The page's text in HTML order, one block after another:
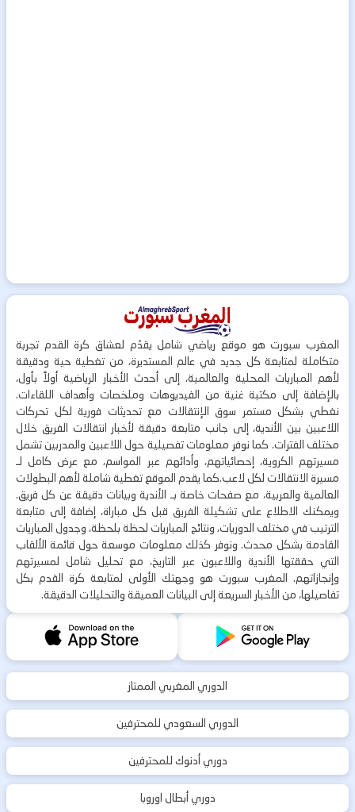
المغرب سبورت هو موقع رياضي شامل يقدّم لعشاق كرة القدم تجربة
متكاملة لمتابعة كل جديد في عالم المستديرة، من تغطية حية ودقيقة
لأهم المباريات المحلية والعالمية، إلى أحدث الأخبار الرياضية أولاً بأول،
بالإضافة إلى مكتبة غنية من الفيديوهات وملخصات وأهداف اللقاءات.
نغطي بشكل مستمر سوق الإنتقالات مع تحديثات فورية لكل تحركات
اللاعبين بين الأندية، إلى جانب متابعة دقيقة لأخبار انتقالات الفريق خلال
مختلف الفترات. كما نوفر معلومات تفصيلية حول اللاعبين والمدربين تشمل
مسيرتهم الكروية، إحصائياتهم، وأدائهم عبر المواسم، مع عرض كامل لـ
مسيرة الانتقالات لكل لاعب.كما يقدم الموقع تغطية شاملة لأهم البطولات
العالمية والعربية، مع صفحات خاصة بـ الأندية وبيانات دقيقة عن كل فريق.
ويمكنك الاطلاع على تشكيلة الفريق قبل كل مباراة، إضافة إلى متابعة
الترتيب في مختلف الدوريات، ونتائج المباريات لحظة بلحظة، وجدول المباريات
القادمة بشكل محدث. ونوفر كذلك معلومات موسعة حول قائمة الألقاب
التي حققتها الأندية واللاعبون عبر التاريخ، مع تحليل شامل لمسيرتهم
وإنجازاتهم. المغرب سبورت هو وجهتك الأولى لمتابعة كرة القدم بكل
تفاصيلها، من الأخبار السريعة إلى البيانات العميقة والتحليلات الدقيقة.
الدوري المغربي الممتاز
الدوري السعودي للمحترفين
دوري أدنوك للمحترفين
دوري أبطال اوروبا